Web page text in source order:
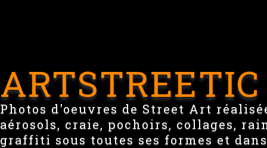
ARTSTREETIC
Photos d'oeuvres de Street Art
aérosols, craie, pochoirs, collages,
graffiti sous toutes ses formes et